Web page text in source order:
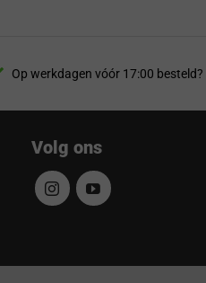
Op werkdagen vóór 17:00 besteld?
Volg ons